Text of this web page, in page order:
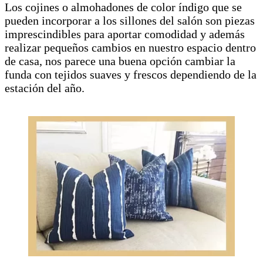
Los cojines o almohadones de color índigo que se
pueden incorporar a los sillones del salón son piezas
imprescindibles para aportar comodidad y además
realizar pequeños cambios en nuestro espacio dentro
de casa, nos parece una buena opción cambiar la
funda con tejidos suaves y frescos dependiendo de la
estación del año.